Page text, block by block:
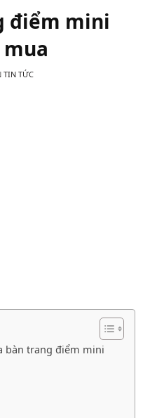
điểm mini
TIN TỨC
bàn trang điểm mini